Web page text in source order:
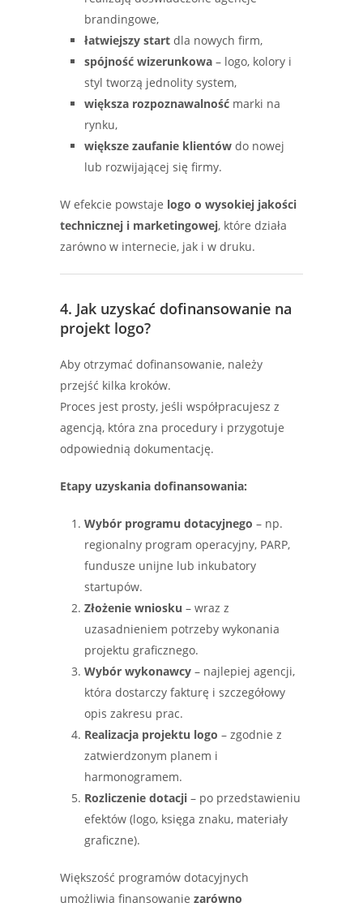
brandingowe,
łatwiejszy start dla nowych firm,
spójność wizerunkowa – logo, kolory i
styl tworzą jednolity system,
większa rozpoznawalność marki na
rynku,
większe zaufanie klientów do nowej
lub rozwijającej się firmy.
W efekcie powstaje logo o wysokiej jakości
technicznej i marketingowej, które działa
zarówno w internecie, jak i w druku.
4. Jak uzyskać dofinansowanie na
projekt logo?
Aby otrzymać dofinansowanie, należy
przejść kilka kroków.
Proces jest prosty, jeśli współpracujesz z
agencją, która zna procedury i przygotuje
odpowiednią dokumentację.
Etapy uzyskania dofinansowania:
Wybór programu dotacyjnego – np.
regionalny program operacyjny, PARP,
fundusze unijne lub inkubatory
startupów.
Złożenie wniosku – wraz z
uzasadnieniem potrzeby wykonania
projektu graficznego.
Wybór wykonawcy – najlepiej agencji,
która dostarczy fakturę i szczegółowy
opis zakresu prac.
Realizacja projektu logo – zgodnie z
zatwierdzonym planem i
harmonogramem.
Rozliczenie dotacji – po przedstawieniu
efektów (logo, księga znaku, materiały
graficzne).
Większość programów dotacyjnych
umożliwia finansowanie zarówno